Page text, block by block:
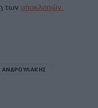
των υποκλοπών.
ΑΝΔΡΟΥΛΑΚΗΣ